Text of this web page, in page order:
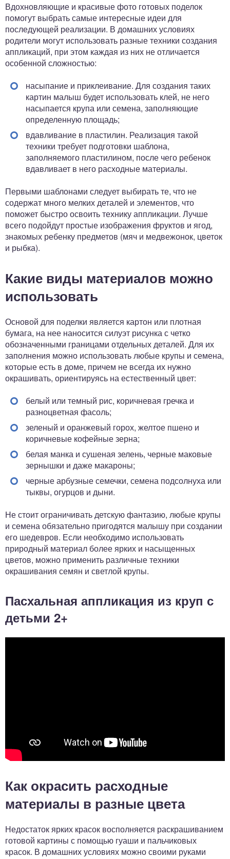
Вдохновляющие и красивые фото готовых поделок
помогут выбрать самые интересные идеи для
последующей реализации. В домашних условиях
родители могут использовать разные техники создания
аппликаций, при этом каждая из них не отличается
особенной сложностью:
насыпание и приклеивание. Для создания таких
картин малыш будет использовать клей, не него
насыпается крупа или семена, заполняющие
определенную площадь;
вдавливание в пластилин. Реализация такой
техники требует подготовки шаблона,
заполняемого пластилином, после чего ребенок
вдавливает в него расходные материалы.
Первыми шаблонами следует выбирать те, что не
содержат много мелких деталей и элементов, что
поможет быстро освоить технику аппликации. Лучше
всего подойдут простые изображения фруктов и ягод,
знакомых ребенку предметов (мяч и медвежонок, цветок
и рыбка).
Какие виды материалов можно
использовать
Основой для поделки является картон или плотная
бумага, на нее наносится силуэт рисунка с четко
обозначенными границами отдельных деталей. Для их
заполнения можно использовать любые крупы и семена,
которые есть в доме, причем не всегда их нужно
окрашивать, ориентируясь на естественный цвет:
белый или темный рис, коричневая гречка и
разноцветная фасоль;
зеленый и оранжевый горох, желтое пшено и
коричневые кофейные зерна;
белая манка и сушеная зелень, черные маковые
зернышки и даже макароны;
черные арбузные семечки, семена подсолнуха или
тыквы, огурцов и дыни.
Не стоит ограничивать детскую фантазию, любые крупы
и семена обязательно пригодятся малышу при создании
его шедевров. Если необходимо использовать
природный материал более ярких и насыщенных
цветов, можно применить различные техники
окрашивания семян и светлой крупы.
Пасхальная аппликация из круп с
детьми 2+
Как окрасить расходные
материалы в разные цвета
Недостаток ярких красок восполняется раскрашиванием
готовой картины с помощью гуаши и пальчиковых
красок. В домашних условиях можно своими руками